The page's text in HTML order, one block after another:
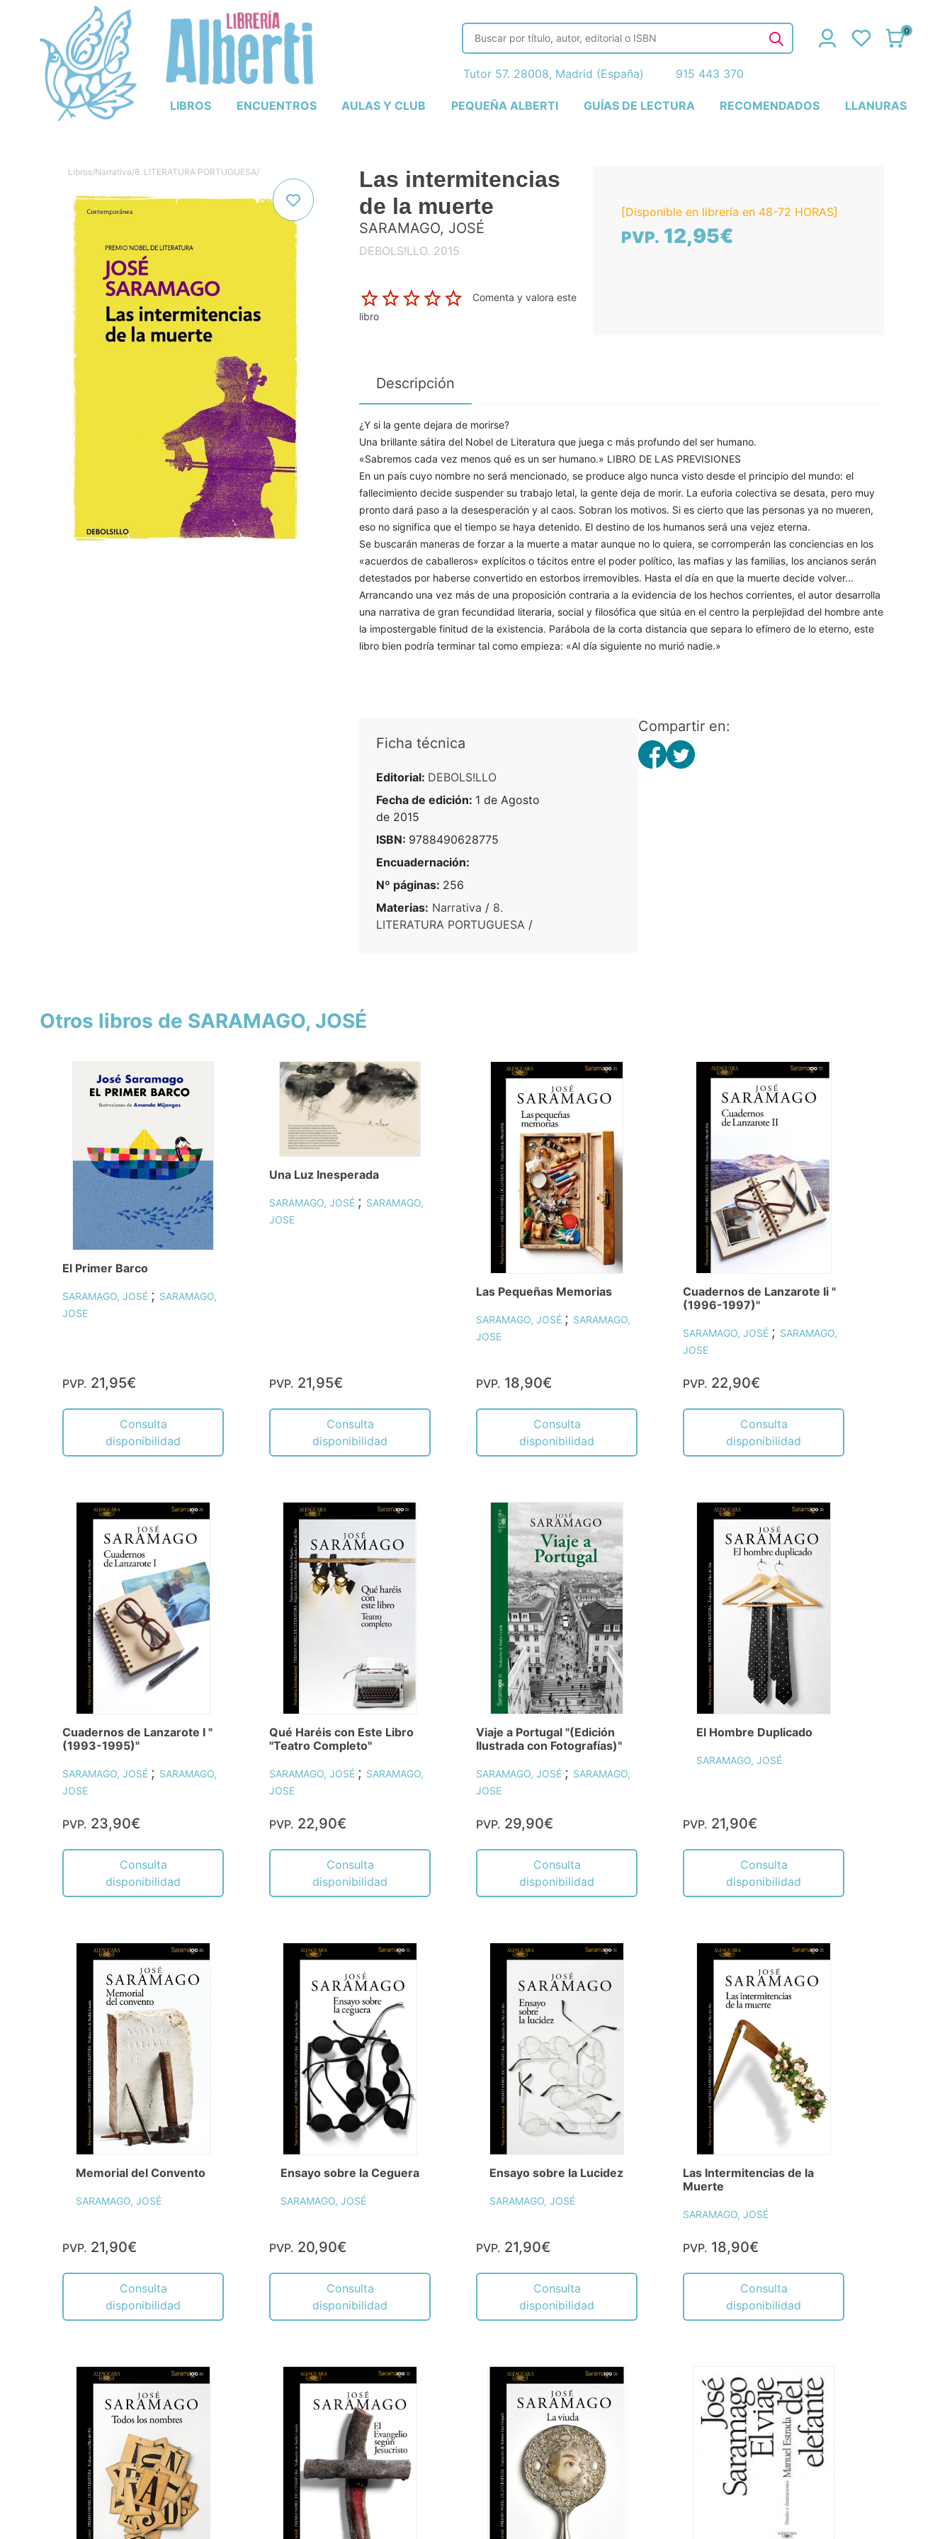
LIBROS ENCUENTROS AULAS Y CLUB PEQUEÑA ALBERTI GUÍAS DE LECTURA RECOMENDADOS LLANURAS
0
Tutor 57. 28008, Madrid (España) 915 443 370
Libros/Narrativa/8. LITERATURA PORTUGUESA/
Las intermitencias
de la muerte
SARAMAGO, JOSÉ
DEBOLS!LLO. 2015
Comenta y valora este
libro
[Disponible en librería en 48-72 HORAS]
PVP. 12,95€
Descripción
¿Y si la gente dejara de morirse?
Una brillante sátira del Nobel de Literatura que juega c más profundo del ser humano.
«Sabremos cada vez menos qué es un ser humano.» LIBRO DE LAS PREVISIONES
En un país cuyo nombre no será mencionado, se produce algo nunca visto desde el principio del mundo: el
fallecimiento decide suspender su trabajo letal, la gente deja de morir. La euforia colectiva se desata, pero muy
pronto dará paso a la desesperación y al caos. Sobran los motivos. Si es cierto que las personas ya no mueren,
eso no significa que el tiempo se haya detenido. El destino de los humanos será una vejez eterna.
Se buscarán maneras de forzar a la muerte a matar aunque no lo quiera, se corromperán las conciencias en los
«acuerdos de caballeros» explícitos o tácitos entre el poder político, las mafias y las familias, los ancianos serán
detestados por haberse convertido en estorbos irremovibles. Hasta el día en que la muerte decide volver...
Arrancando una vez más de una proposición contraria a la evidencia de los hechos corrientes, el autor desarrolla
una narrativa de gran fecundidad literaria, social y filosófica que sitúa en el centro la perplejidad del hombre ante
la impostergable finitud de la existencia. Parábola de la corta distancia que separa lo efímero de lo eterno, este
libro bien podría terminar tal como empieza: «Al día siguiente no murió nadie.»
Ficha técnica
Editorial: DEBOLS!LLO
Fecha de edición: 1 de Agosto
de 2015
ISBN: 9788490628775
Encuadernación:
Nº páginas: 256
Materias: Narrativa / 8.
LITERATURA PORTUGUESA /
Compartir en:
Otros libros de SARAMAGO, JOSÉ
El Primer Barco
SARAMAGO, JOSÉ ; SARAMAGO,
JOSE
PVP. 21,95€
Consulta
disponibilidad
Una Luz Inesperada
SARAMAGO, JOSÉ ; SARAMAGO,
JOSE
PVP. 21,95€
Consulta
disponibilidad
Las Pequeñas Memorias
SARAMAGO, JOSÉ ; SARAMAGO,
JOSE
PVP. 18,90€
Consulta
disponibilidad
Cuadernos de Lanzarote Ii "
(1996-1997)"
SARAMAGO, JOSÉ ; SARAMAGO,
JOSE
PVP. 22,90€
Consulta
disponibilidad
Cuadernos de Lanzarote I "
(1993-1995)"
SARAMAGO, JOSÉ ; SARAMAGO,
JOSE
PVP. 23,90€
Consulta
disponibilidad
Qué Haréis con Este Libro
"Teatro Completo"
SARAMAGO, JOSÉ ; SARAMAGO,
JOSE
PVP. 22,90€
Consulta
disponibilidad
Viaje a Portugal "(Edición
Ilustrada con Fotografías)"
SARAMAGO, JOSÉ ; SARAMAGO,
JOSE
PVP. 29,90€
Consulta
disponibilidad
El Hombre Duplicado
SARAMAGO, JOSÉ
PVP. 21,90€
Consulta
disponibilidad
Memorial del Convento
SARAMAGO, JOSÉ
PVP. 21,90€
Consulta
disponibilidad
Ensayo sobre la Ceguera
SARAMAGO, JOSÉ
PVP. 20,90€
Consulta
disponibilidad
Ensayo sobre la Lucidez
SARAMAGO, JOSÉ
PVP. 21,90€
Consulta
disponibilidad
Las Intermitencias de la
Muerte
SARAMAGO, JOSÉ
PVP. 18,90€
Consulta
disponibilidad